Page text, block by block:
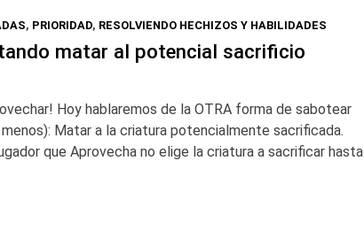
, PRIORIDAD, RESOLVIENDO HECHIZOS Y HABILIDADES
matar al potencial sacrificio
Hoy hablaremos de la OTRA forma de sabotear
Matar a la criatura potencialmente sacrificada.
que Aprovecha no elige la criatura a sacrificar hasta